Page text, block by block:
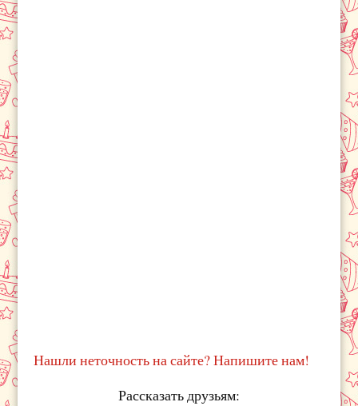
Нашли неточность на сайте? Напишите нам!
Рассказать друзьям: